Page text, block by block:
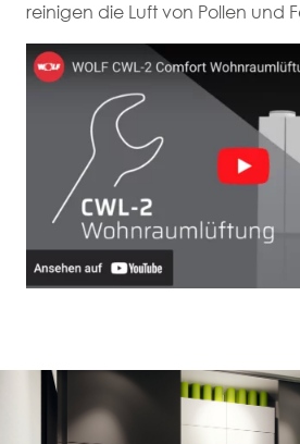
reinigen die Luft von Pollen und